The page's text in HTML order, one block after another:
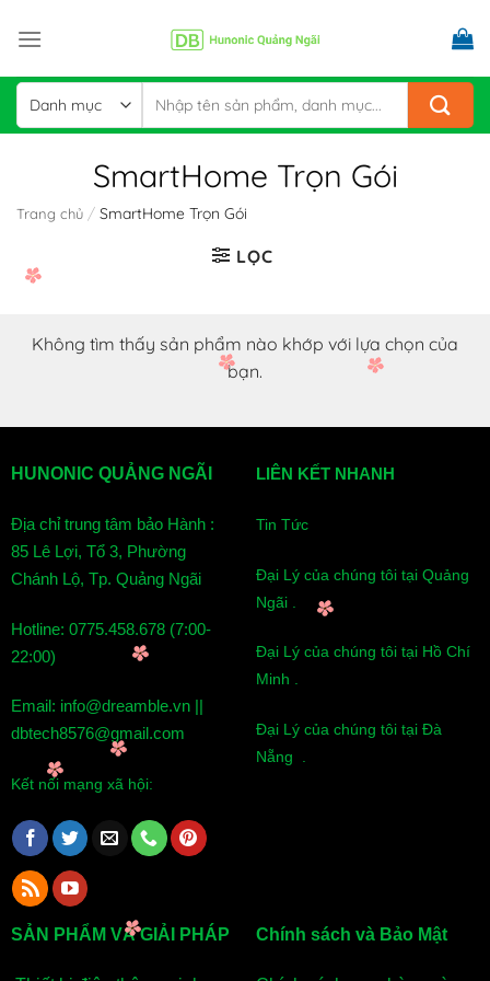
kiếm:
SmartHome Trọn Gói
Trang chủ / SmartHome Trọn Gói
LỌC
Không tìm thấy sản phẩm nào khớp với lựa chọn của
bạn.
HUNONIC QUẢNG NGÃI
Địa chỉ trung tâm bảo Hành :
85 Lê Lợi, Tổ 3, Phường
Chánh Lộ, Tp. Quảng Ngãi
Hotline: 0775.458.678 (7:00-
22:00)
Email: info@dreamble.vn ||
dbtech8576@gmail.com
Kết nối mạng xã hội:
LIÊN KẾT NHANH
Tin Tức
Đại Lý của chúng tôi tại Quảng
Ngãi .
Đại Lý của chúng tôi tại Hồ Chí
Minh .
Đại Lý của chúng tôi tại Đà
Nẵng .
SẢN PHẨM VÀ GIẢI PHÁP Chính sách và Bảo Mật